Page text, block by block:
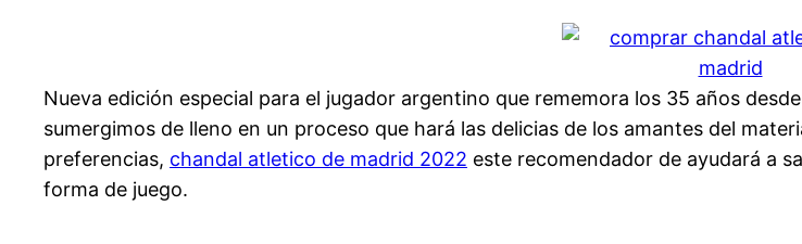
Nueva edición especial para el jugador argentino que rememora los 35 años
sumergimos de lleno en un proceso que hará las delicias de los amantes del
preferencias, chandal atletico de madrid 2022 este recomendador de ayudará a
forma de juego.